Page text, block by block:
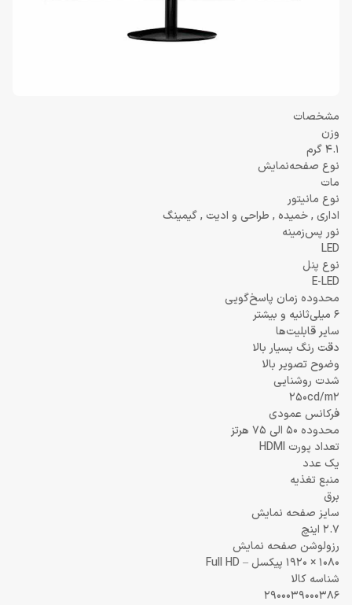
مشخصات
وزن
4.1 گرم
نوع صفحه‌نمایش
مات
نوع مانیتور
اداری , خمیده , طراحی و ادیت , گیمینگ
نور پس‌زمینه
LED
نوع پنل
E-LED
محدوده زمان پاسخ‌گویی
6 میلی‌ثانیه و بیشتر
سایر قابلیت‌ها
دقت رنگ بسیار بالا
وضوح تصویر بالا
شدت روشنایی
250cd/m2
فرکانس عمودی
محدوده 50 الی 75 هرتز
تعداد پورت HDMI
یک عدد
منبع تغذیه
برق
سایز صفحه نمایش
2.7 اینچ
رزولوشن صفحه نمایش
1080 × 1920 پیکسل – Full HD
شناسه کالا
2900039000386